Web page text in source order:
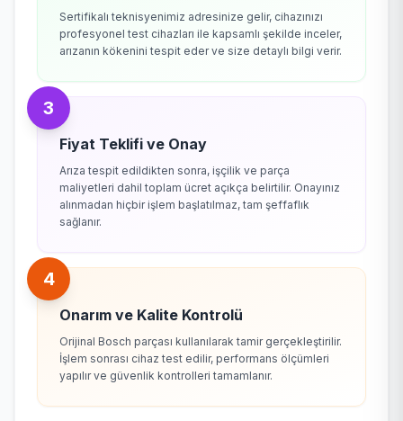
Sertifikalı teknisyenimiz adresinize gelir, cihazınızı
profesyonel test cihazları ile kapsamlı şekilde inceler,
arızanın kökenini tespit eder ve size detaylı bilgi verir.
3
Fiyat Teklifi ve Onay
Arıza tespit edildikten sonra, işçilik ve parça
maliyetleri dahil toplam ücret açıkça belirtilir. Onayınız
alınmadan hiçbir işlem başlatılmaz, tam şeffaflık
sağlanır.
4
Onarım ve Kalite Kontrolü
Orijinal Bosch parçası kullanılarak tamir gerçekleştirilir.
İşlem sonrası cihaz test edilir, performans ölçümleri
yapılır ve güvenlik kontrolleri tamamlanır.